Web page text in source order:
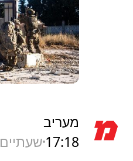
מעריב
17:18 שעתיים